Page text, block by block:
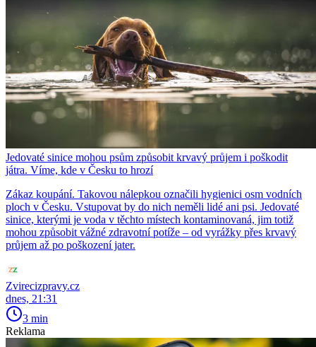
Jedovaté sinice mohou psům způsobit krvavý průjem i poškodit
játra. Víme, kde v Česku to hrozí
Zákaz koupání. Takovou nálepkou označili hygienici osm vodních
ploch v Česku. Vstupovat by do nich neměli lidé ani psi. Jedovaté
sinice, kterými je voda v těchto místech kontaminovaná, jim totiž
mohou způsobit vážné zdravotní potíže – od vyrážky přes krvavý
průjem až po poškození jater.
Zvirecizpravy.cz
dnes, 21:31
3 min
Reklama